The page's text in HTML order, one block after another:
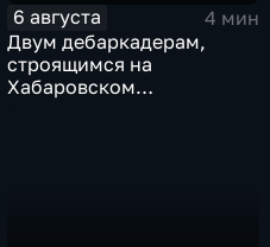
6 августа
4 мин
Двум дебаркадерам,
строящимся на
Хабаровском